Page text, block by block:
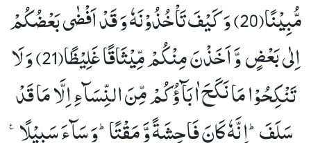
مُّبِیْنًا(20)
وَ كَیْفَ تَاْخُذُوْنَهٗ وَ قَدْ اَفْضٰى بَعْضُكُمْ
اِلٰى بَعْضٍ وَّ اَخَذْنَ مِنْكُمْ مِّیْثَاقًا غَلِیْظًا(21)
وَ لَا
تَنْكِحُوْا مَا نَكَحَ اٰبَآؤُكُمْ مِّنَ النِّسَآءِ اِلَّا مَا قَدْ
سَلَفَؕ-اِنَّهٗ كَانَ فَاحِشَةً وَّ مَقْتًاؕ-وَ سَآءَ سَبِیْلًا۠